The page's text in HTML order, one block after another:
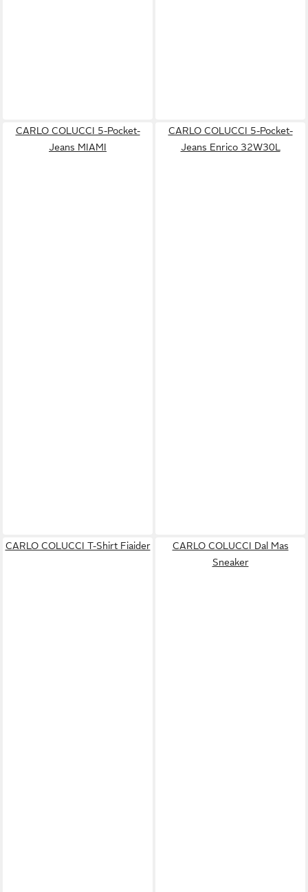
CARLO COLUCCI 5-Pocket-
Jeans MIAMI
CARLO COLUCCI 5-Pocket-
Jeans Enrico 32W30L
CARLO COLUCCI T-Shirt Fiaider
CARLO COLUCCI Dal Mas
Sneaker